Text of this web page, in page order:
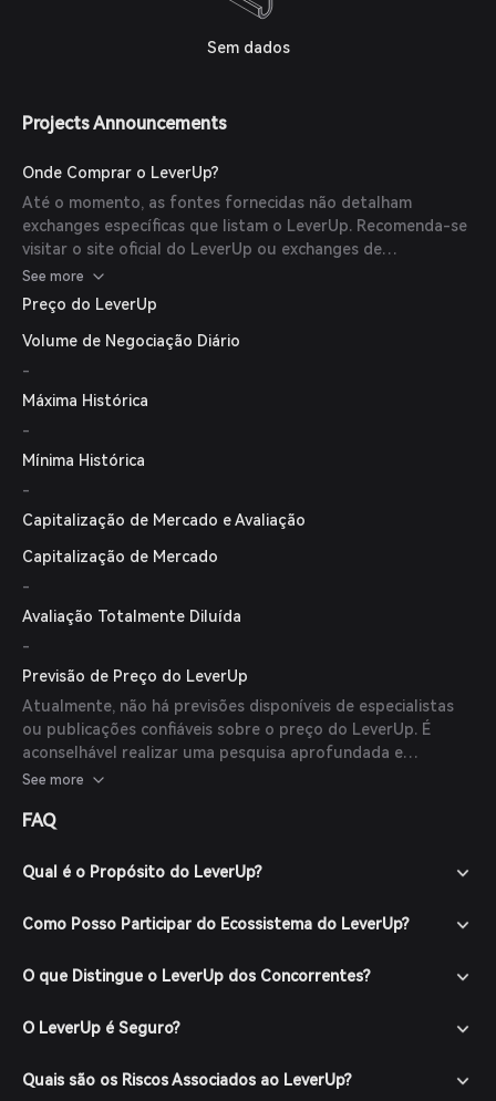
Sem dados
Projects Announcements
Onde Comprar o LeverUp?
Até o momento, as fontes fornecidas não detalham
exchanges específicas que listam o LeverUp. Recomenda-se
visitar o site oficial do LeverUp ou exchanges de
criptomoedas confiáveis para obter as informações mais
atualizadas.
See more
Preço do LeverUp
Volume de Negociação Diário
-
Máxima Histórica
-
Mínima Histórica
-
Capitalização de Mercado e Avaliação
Capitalização de Mercado
-
Avaliação Totalmente Diluída
-
Previsão de Preço do LeverUp
Atualmente, não há previsões disponíveis de especialistas
ou publicações confiáveis sobre o preço do LeverUp. É
aconselhável realizar uma pesquisa aprofundada e
consultar múltiplas fontes antes de tomar decisões de
See more
FAQ
Qual é o Propósito do LeverUp?
Como Posso Participar do Ecossistema do LeverUp?
O que Distingue o LeverUp dos Concorrentes?
O LeverUp é Seguro?
Quais são os Riscos Associados ao LeverUp?